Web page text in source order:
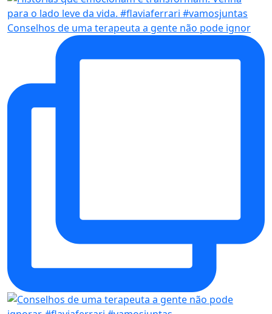
Conselhos de uma terapeuta a gente não pode ignor